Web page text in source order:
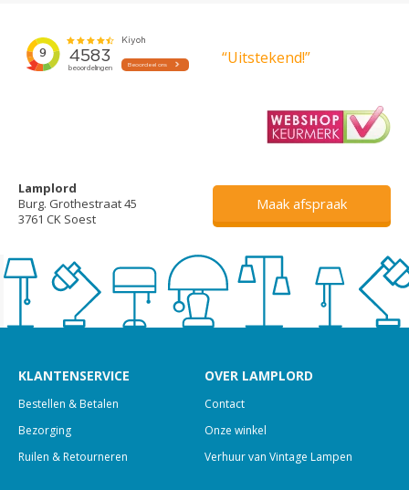
“Uitstekend!”
Lamplord
Burg. Grothestraat 45
3761 CK Soest
Maak afspraak
KLANTENSERVICE
Bestellen & Betalen
Bezorging
Ruilen & Retourneren
OVER LAMPLORD
Contact
Onze winkel
Verhuur van Vintage Lampen